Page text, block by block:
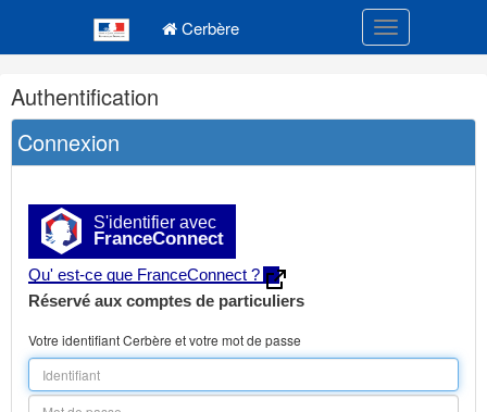
Cerbère Toggle
Navigation
et
outils
annexes
Authentification
Connexion
S'identifier avec
FranceConnect
Qu' est-ce que FranceConnect ?
Réservé aux comptes de particuliers
Votre identifiant Cerbère et votre mot de passe